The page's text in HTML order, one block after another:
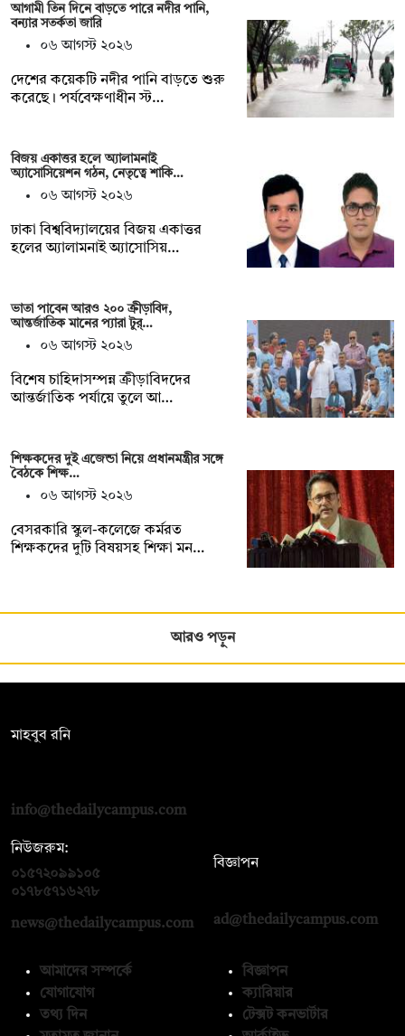
আগামী তিন দিনে বাড়তে পারে নদীর পানি,
বন্যার সতর্কতা জারি
০৬ আগস্ট ২০২৬
দেশের কয়েকটি নদীর পানি বাড়তে শুরু
করেছে। পর্যবেক্ষণাধীন স্ট…
বিজয় একাত্তর হলে অ্যালামনাই
অ্যাসোসিয়েশন গঠন, নেতৃত্বে শাকি…
০৬ আগস্ট ২০২৬
ঢাকা বিশ্ববিদ্যালয়ের বিজয় একাত্তর
হলের অ্যালামনাই অ্যাসোসিয়…
ভাতা পাবেন আরও ২০০ ক্রীড়াবিদ,
আন্তর্জাতিক মানের প্যারা টুর্…
০৬ আগস্ট ২০২৬
বিশেষ চাহিদাসম্পন্ন ক্রীড়াবিদদের
আন্তর্জাতিক পর্যায়ে তুলে আ…
শিক্ষকদের দুই এজেন্ডা নিয়ে প্রধানমন্ত্রীর সঙ্গে
বৈঠকে শিক্ষ…
০৬ আগস্ট ২০২৬
বেসরকারি স্কুল-কলেজে কর্মরত
শিক্ষকদের দুটি বিষয়সহ শিক্ষা মন…
আরও পড়ুন
মাহবুব রনি
info@thedailycampus.com
নিউজরুম:
০১৫৭২০৯৯১০৫
০১৭৮৫৭১৬২৭৮
news@thedailycampus.com
বিজ্ঞাপন
ad@thedailycampus.com
আমাদের সম্পর্কে
যোগাযোগ
তথ্য দিন
বিজ্ঞাপন
ক্যারিয়ার
টেক্সট কনভার্টার